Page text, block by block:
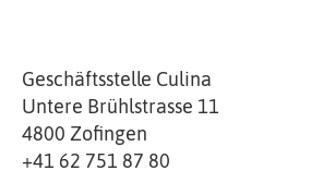
Geschäftsstelle Culina
Untere Brühlstrasse 11
4800 Zofingen
+41 62 751 87 80